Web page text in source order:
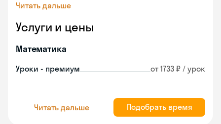
Читать дальше
Услуги и цены
Математика
Уроки - премиум от 1733 ₽ / урок
Читать дальше Подобрать время